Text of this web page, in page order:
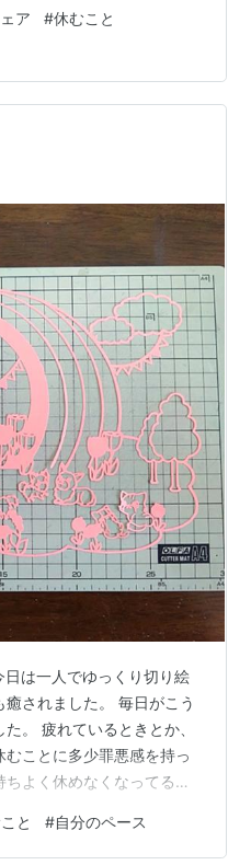
印良品 Amazon 無印良品
ァ グレー 幅74×奥行114
シーター ポリエステル平
無印良品 ハイバックリ
ア #休むこと
は一人でゆっくり切り絵
されました。 毎日がこう
。 疲れているときとか、
ことに多少罪悪感を持っ
よく休めなくなってると
り普段から人に頼らない
かなかできない人は、人
と #自分のペース